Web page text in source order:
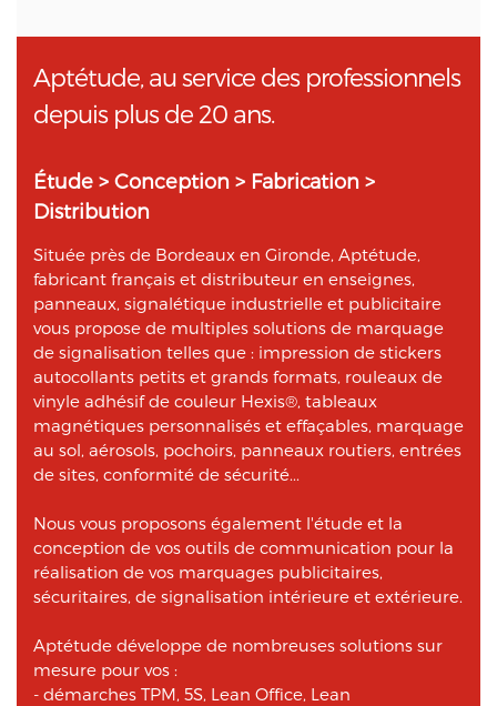
Aptétude, au service des professionnels
depuis plus de 20 ans.
Étude > Conception > Fabrication >
Distribution
Située près de Bordeaux en Gironde, Aptétude,
fabricant français et distributeur en enseignes,
panneaux, signalétique industrielle et publicitaire
vous propose de multiples solutions de marquage
de signalisation telles que : impression de stickers
autocollants petits et grands formats, rouleaux de
vinyle adhésif de couleur Hexis®, tableaux
magnétiques personnalisés et effaçables, marquage
au sol, aérosols, pochoirs, panneaux routiers, entrées
de sites, conformité de sécurité...
Nous vous proposons également l'étude et la
conception de vos outils de communication pour la
réalisation de vos marquages publicitaires,
sécuritaires, de signalisation intérieure et extérieure.
Aptétude développe de nombreuses solutions sur
mesure pour vos :
- démarches TPM, 5S, Lean Office, Lean